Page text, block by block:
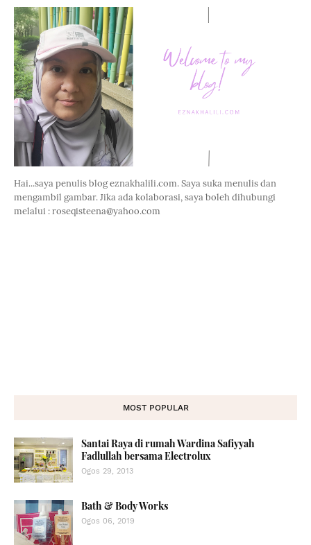
Hai...saya penulis blog eznakhalili.com. Saya suka menulis dan
mengambil gambar. Jika ada kolaborasi, saya boleh dihubungi
melalui : roseqisteena@yahoo.com
MOST POPULAR
Santai Raya di rumah Wardina Safiyyah
Fadlullah bersama Electrolux
Ogos 29, 2013
Bath & Body Works
Ogos 06, 2019